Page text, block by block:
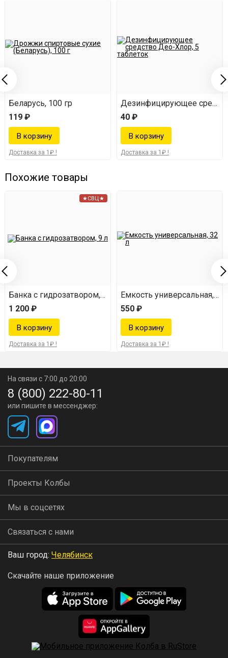
Беларусь, 100 гр
119 ₽
Доставка за 1₽ !
Дезинфицирующее
40 ₽
Доставка за 1₽ !
Похожие товары
★СВЦ★
Банка с гидрозатвором, 9 л
1 200 ₽
Доставка за 1₽ !
Емкость универсальная, 32
550 ₽
Доставка за 1₽ !
На связи с 7:00 до 20:00
8 (800) 222-80-11
или пишите в мессенджер:
Покупателям
Проекты Колбы
Мы в соцсетях
Связаться с нами
Ваш город: Челябинск
Скачайте наше приложение